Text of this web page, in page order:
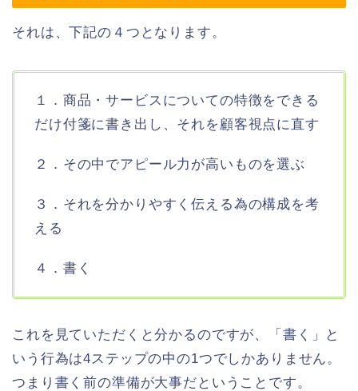
それは、下記の４つとなります。
１．商品・サービスについての特徴をできる
だけ付箋に書き出し、それを顧客視点に直す
２．その中でアピール力が高いものを選ぶ
３．それを分かりやすく伝える為の構成を考
える
４．書く
これを見ていただくと分かるのですが、「書く」と
いう行為は4ステップの中の1つでしかありません。
つまり書く前の準備が大事だということです。